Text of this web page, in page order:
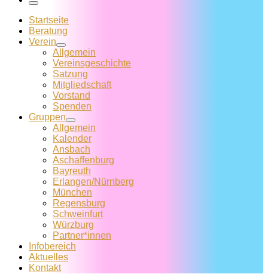
Menü
Startseite
Beratung
Verein
Allgemein
Vereins­geschichte
Satzung
Mitglied­schaft
Vorstand
Spenden
Gruppen
Allgemein
Kalender
Ansbach
Aschaffenburg
Bayreuth
Erlangen/Nürnberg
München
Regensburg
Schweinfurt
Würzburg
Partner*innen
Infobereich
Aktuelles
Kontakt